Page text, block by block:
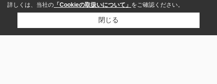
詳しくは、当社の 「Cookieの取扱いについて」 をご確認ください。
閉じる